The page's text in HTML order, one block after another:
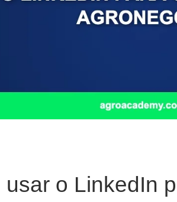
usar o LinkedIn